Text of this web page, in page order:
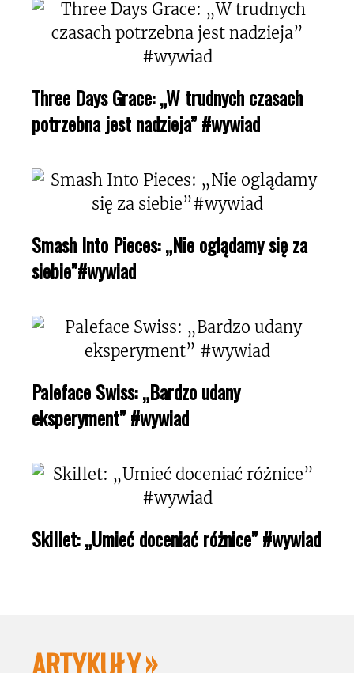
Three Days Grace: „W trudnych czasach
potrzebna jest nadzieja” #wywiad
Smash Into Pieces: „Nie oglądamy się za
siebie”#wywiad
Paleface Swiss: „Bardzo udany
eksperyment” #wywiad
Skillet: „Umieć doceniać różnice” #wywiad
ARTYKUŁY